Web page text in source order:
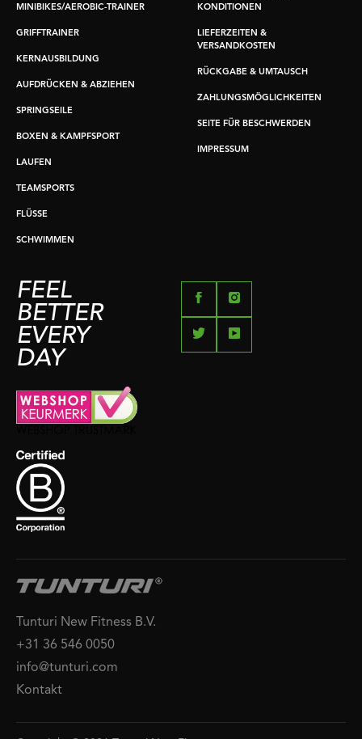
MINIBIKES/AEROBIC-TRAINER
GRIFFTRAINER
KERNAUSBILDUNG
AUFDRÜCKEN & ABZIEHEN
SPRINGSEILE
BOXEN & KAMPFSPORT
LAUFEN
TEAMSPORTS
FLÜSSE
SCHWIMMEN
KONDITIONEN
LIEFERZEITEN &
VERSANDKOSTEN
RÜCKGABE & UMTAUSCH
ZAHLUNGSMÖGLICHKEITEN
SEITE FÜR BESCHWERDEN
IMPRESSUM
FEEL
BETTER
EVERY
DAY
Tunturi New Fitness B.V.
+31 36 546 0050
info@tunturi.com
Kontakt